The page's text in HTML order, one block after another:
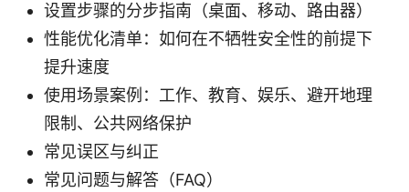
设置步骤的分步指南（桌面、移动、路由器）
性能优化清单：如何在不牺牲安全性的前提下
提升速度
使用场景案例：工作、教育、娱乐、避开地理
限制、公共网络保护
常见误区与纠正
常见问题与解答（FAQ）